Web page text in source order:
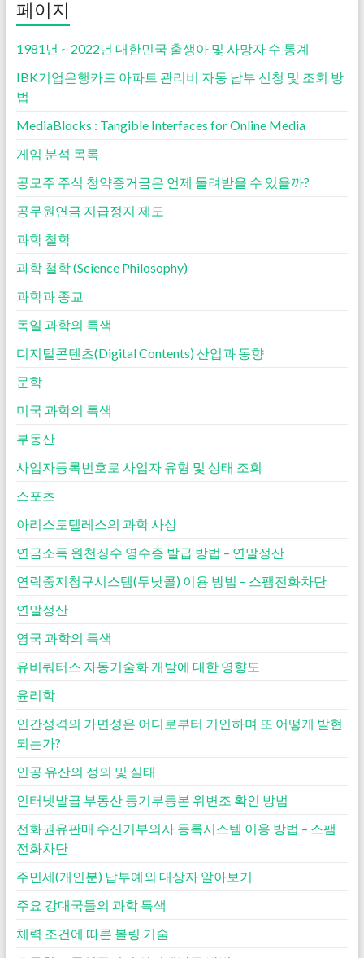
페이지
1981년 ~ 2022년 대한민국 출생아 및 사망자 수 통계
IBK기업은행카드 아파트 관리비 자동 납부 신청 및 조회 방
법
MediaBlocks : Tangible Interfaces for Online Media
게임 분석 목록
공모주 주식 청약증거금은 언제 돌려받을 수 있을까?
공무원연금 지급정지 제도
과학 철학
과학 철학 (Science Philosophy)
과학과 종교
독일 과학의 특색
디지털콘텐츠(Digital Contents) 산업과 동향
문학
미국 과학의 특색
부동산
사업자등록번호로 사업자 유형 및 상태 조회
스포츠
아리스토텔레스의 과학 사상
연금소득 원천징수 영수증 발급 방법 – 연말정산
연락중지청구시스템(두낫콜) 이용 방법 – 스팸전화차단
연말정산
영국 과학의 특색
유비쿼터스 자동기술화 개발에 대한 영향도
윤리학
인간성격의 가면성은 어디로부터 기인하며 또 어떻게 발현
되는가?
인공 유산의 정의 및 실태
인터넷발급 부동산 등기부등본 위변조 확인 방법
전화권유판매 수신거부의사 등록시스템 이용 방법 – 스팸
전화차단
주민세(개인분) 납부예외 대상자 알아보기
주요 강대국들의 과학 특색
체력 조건에 따른 볼링 기술